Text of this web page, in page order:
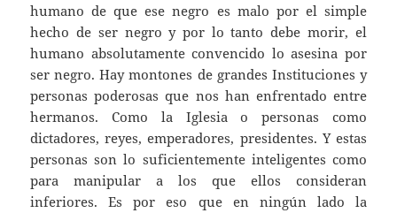
humano de que ese negro es malo por el simple
hecho de ser negro y por lo tanto debe morir, el
humano absolutamente convencido lo asesina por
ser negro. Hay montones de grandes Instituciones y
personas poderosas que nos han enfrentado entre
hermanos. Como la Iglesia o personas como
dictadores, reyes, emperadores, presidentes. Y estas
personas son lo suficientemente inteligentes como
para manipular a los que ellos consideran
inferiores. Es por eso que en ningún lado la